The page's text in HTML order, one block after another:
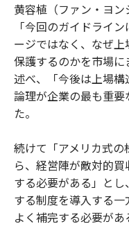
黄容植（ファン・ヨ
「今回のガイドライ
ージではなく、なぜ
保護するのかを市場
述べ、「今後は上場
論理が企業の最も重
た。
続けて「アメリカ式
ら、経営陣が敵対的
する必要がある」と
する制度を導入する
よく補完する必要があ